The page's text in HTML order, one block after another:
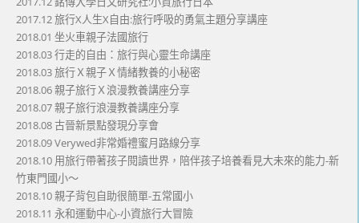
2017.12 旅行X人生X自由:旅行呼吸的勇氣主題分享講座
2018.01 坐火車親子法國旅行
2018.03 行走的自由：旅行與心靈生命講座
2018.03 旅行Ｘ親子Ｘ情緒教養的小秘密
2018.06 親子旅行Ｘ浪漫教養講座分享
2018.07 親子旅行浪漫教養講座分享
2018.08 古晉新景點發現分享會
2018.09 Verywed非常婚禮蜜月路線分享
2018.10 用旅行帶著孩子閱讀世界，陪伴孩子培養看見大未來的能力-新
竹東門國小～
2018.10 親子背包自助很簡單-五常國小
2018.11 永和運動中心-小資旅行大冒險